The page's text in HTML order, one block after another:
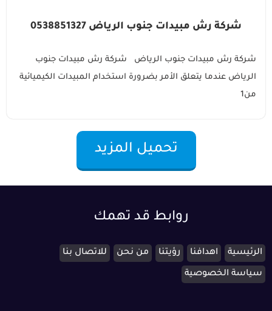
شركة رش مبيدات جنوب الرياض 0538851327
شركة رش مبيدات جنوب الرياض شركة رش مبيدات جنوب
الرياض عندما يتعلق الأمر بضرورة استخدام المبيدات الكيميائية
من1
تحميل المزيد
روابط قد تهمك
الرئيسية اهدافنا رؤيتنا من نحن للاتصال بنا
سياسة الخصوصية